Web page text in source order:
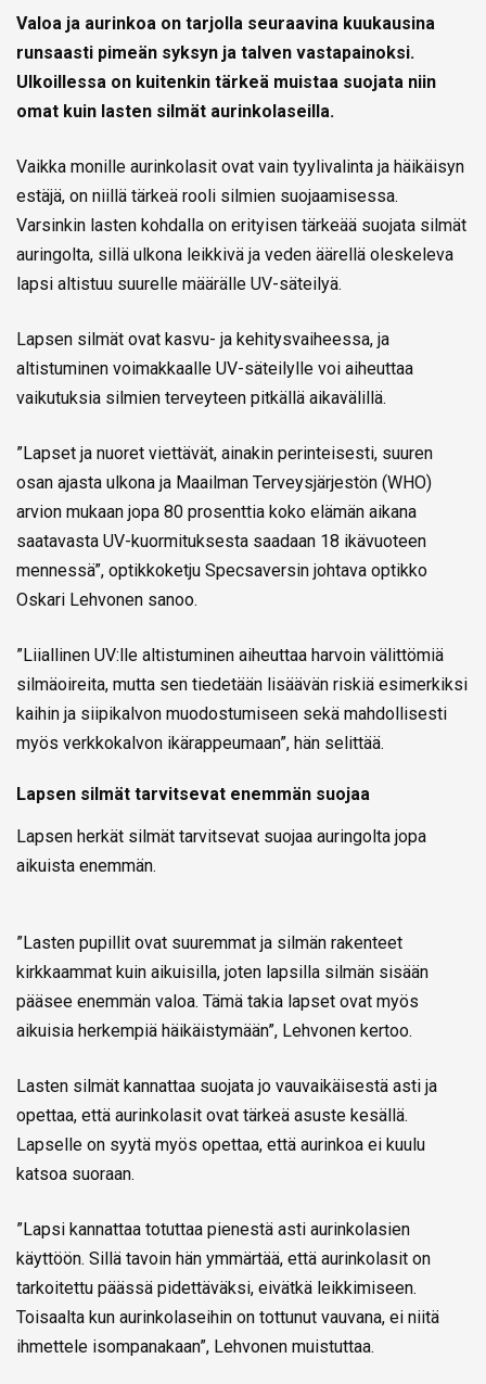
Valoa ja aurinkoa on tarjolla seuraavina kuukausina
runsaasti pimeän syksyn ja talven vastapainoksi.
Ulkoillessa on kuitenkin tärkeä muistaa suojata niin
omat kuin lasten silmät aurinkolaseilla.
Vaikka monille aurinkolasit ovat vain tyylivalinta ja häikäisyn
estäjä, on niillä tärkeä rooli silmien suojaamisessa.
Varsinkin lasten kohdalla on erityisen tärkeää suojata silmät
auringolta, sillä ulkona leikkivä ja veden äärellä oleskeleva
lapsi altistuu suurelle määrälle UV-säteilyä.
Lapsen silmät ovat kasvu- ja kehitysvaiheessa, ja
altistuminen voimakkaalle UV-säteilylle voi aiheuttaa
vaikutuksia silmien terveyteen pitkällä aikavälillä.
”Lapset ja nuoret viettävät, ainakin perinteisesti, suuren
osan ajasta ulkona ja Maailman Terveysjärjestön (WHO)
arvion mukaan jopa 80 prosenttia koko elämän aikana
saatavasta UV-kuormituksesta saadaan 18 ikävuoteen
mennessä”, optikkoketju Specsaversin johtava optikko
Oskari Lehvonen sanoo.
”Liiallinen UV:lle altistuminen aiheuttaa harvoin välittömiä
silmäoireita, mutta sen tiedetään lisäävän riskiä esimerkiksi
kaihin ja siipikalvon muodostumiseen sekä mahdollisesti
myös verkkokalvon ikärappeumaan”, hän selittää.
Lapsen silmät tarvitsevat enemmän suojaa
Lapsen herkät silmät tarvitsevat suojaa auringolta jopa
aikuista enemmän.
”Lasten pupillit ovat suuremmat ja silmän rakenteet
kirkkaammat kuin aikuisilla, joten lapsilla silmän sisään
pääsee enemmän valoa. Tämä takia lapset ovat myös
aikuisia herkempiä häikäistymään”, Lehvonen kertoo.
Lasten silmät kannattaa suojata jo vauvaikäisestä asti ja
opettaa, että aurinkolasit ovat tärkeä asuste kesällä.
Lapselle on syytä myös opettaa, että aurinkoa ei kuulu
katsoa suoraan.
”Lapsi kannattaa totuttaa pienestä asti aurinkolasien
käyttöön. Sillä tavoin hän ymmärtää, että aurinkolasit on
tarkoitettu päässä pidettäväksi, eivätkä leikkimiseen.
Toisaalta kun aurinkolaseihin on tottunut vauvana, ei niitä
ihmettele isompanakaan”, Lehvonen muistuttaa.